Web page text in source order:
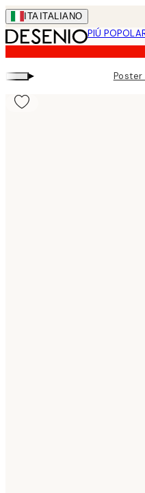
Skip
to
main
content.
ITA ITALIANO
PIÚ
▸